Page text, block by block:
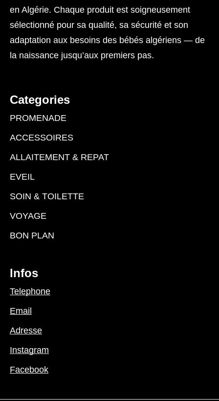
en Algérie. Chaque produit est soigneusement
sélectionné pour sa qualité, sa sécurité et son
adaptation aux besoins des bébés algériens — de
la naissance jusqu’aux premiers pas.
Categories
PROMENADE
ACCESSOIRES
ALLAITEMENT & REPAT
EVEIL
SOIN & TOILETTE
VOYAGE
BON PLAN
Infos
Telephone
Email
Adresse
Instagram
Facebook